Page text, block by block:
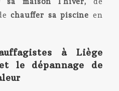
chauffer sa piscine en
à Liège
le dépannage de